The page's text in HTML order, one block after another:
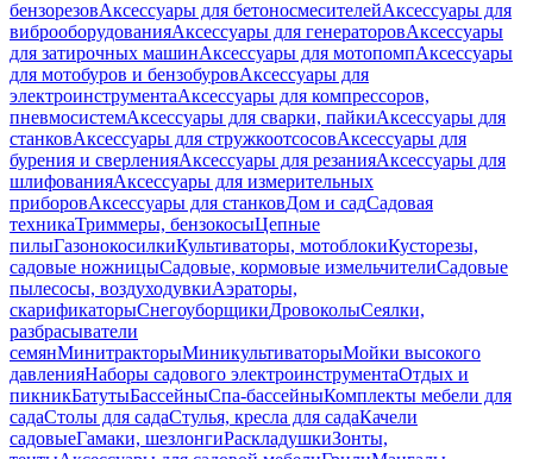
бензорезовАксессуары для бетоносмесителейАксессуары для
виброоборудованияАксессуары для генераторовАксессуары
для затирочных машинАксессуары для мотопомпАксессуары
для мотобуров и бензобуровАксессуары для
электроинструментаАксессуары для компрессоров,
пневмосистемАксессуары для сварки, пайкиАксессуары для
станковАксессуары для стружкоотсосовАксессуары для
бурения и сверленияАксессуары для резанияАксессуары для
шлифованияАксессуары для измерительных
приборовАксессуары для станковДом и садСадовая
техникаТриммеры, бензокосыЦепные
пилыГазонокосилкиКультиваторы, мотоблокиКусторезы,
садовые ножницыСадовые, кормовые измельчителиСадовые
пылесосы, воздуходувкиАэраторы,
скарификаторыСнегоуборщикиДровоколыСеялки,
разбрасыватели
семянМинитракторыМиникультиваторыМойки высокого
давленияНаборы садового электроинструментаОтдых и
пикникБатутыБассейныСпа-бассейныКомплекты мебели для
садаСтолы для садаСтулья, кресла для садаКачели
садовыеГамаки, шезлонгиРаскладушкиЗонты,